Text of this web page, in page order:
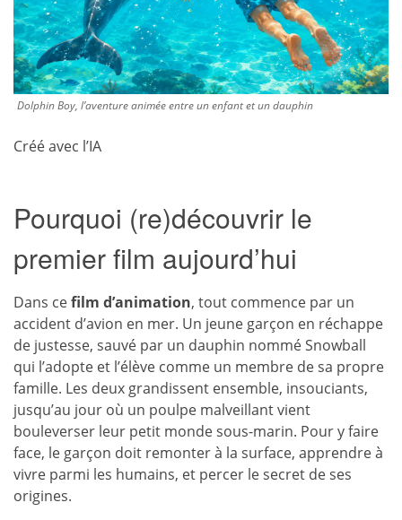
Dolphin Boy, l’aventure animée entre un enfant et un dauphin
Créé avec l’IA
Pourquoi (re)découvrir le
premier film aujourd’hui
Dans cefilm d’animation, tout commence par un
accident d’avion en mer. Un jeune garçon en réchappe
de justesse, sauvé par un dauphin nommé Snowball
qui l’adopte et l’élève comme un membre de sa propre
famille. Les deux grandissent ensemble, insouciants,
jusqu’au jour où un poulpe malveillant vient
bouleverser leur petit monde sous-marin. Pour y faire
face, le garçon doit remonter à la surface, apprendre à
vivre parmi les humains, et percer le secret de ses
origines.